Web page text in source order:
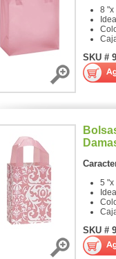
8 "x
SKU #
5 "x
SKU #